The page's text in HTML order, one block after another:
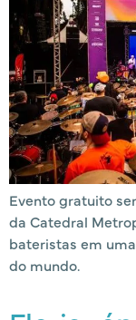
Evento gratuito
da Catedral
bateristas em
do mundo.